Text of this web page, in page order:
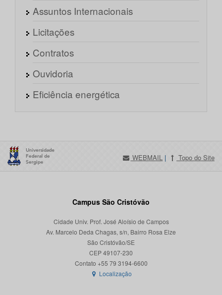
Assuntos Internacionais
Licitações
Contratos
Ouvidoria
Eficiência energética
WEBMAIL | Topo do Site
Campus São Cristóvão
Cidade Univ. Prof. José Aloísio de Campos
Av. Marcelo Deda Chagas, s/n, Bairro Rosa Elze
São Cristóvão/SE
CEP 49107-230
Localização